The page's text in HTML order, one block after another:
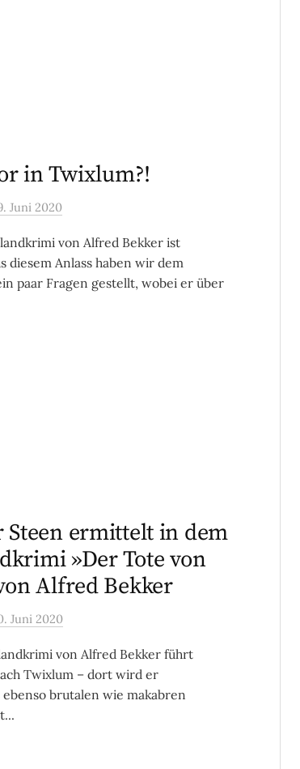
in Twixlum?!
Juni 2020
von Alfred Bekker ist
diesem Anlass haben wir dem
paar Fragen gestellt, wobei er über
Steen ermittelt in dem
»Der Tote von
Alfred Bekker
Juni 2020
von Alfred Bekker führt
Twixlum – dort wird er
brutalen wie makabren